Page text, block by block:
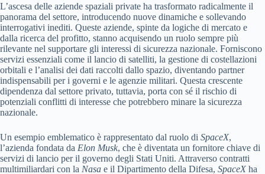
L’ascesa delle aziende spaziali private ha trasformato radicalmente il
panorama del settore, introducendo nuove dinamiche e sollevando
interrogativi inediti. Queste aziende, spinte da logiche di mercato e
dalla ricerca del profitto, stanno acquisendo un ruolo sempre più
rilevante nel supportare gli interessi di sicurezza nazionale. Forniscono
servizi essenziali come il lancio di satelliti, la gestione di costellazioni
orbitali e l’analisi dei dati raccolti dallo spazio, diventando partner
indispensabili per i governi e le agenzie militari. Questa crescente
dipendenza dal settore privato, tuttavia, porta con sé il rischio di
potenziali conflitti di interesse che potrebbero minare la sicurezza
nazionale.
Un esempio emblematico è rappresentato dal ruolo di SpaceX,
l’azienda fondata da Elon Musk, che è diventata un fornitore chiave di
servizi di lancio per il governo degli Stati Uniti. Attraverso contratti
multimiliardari con la Nasa e il Dipartimento della Difesa, SpaceX ha